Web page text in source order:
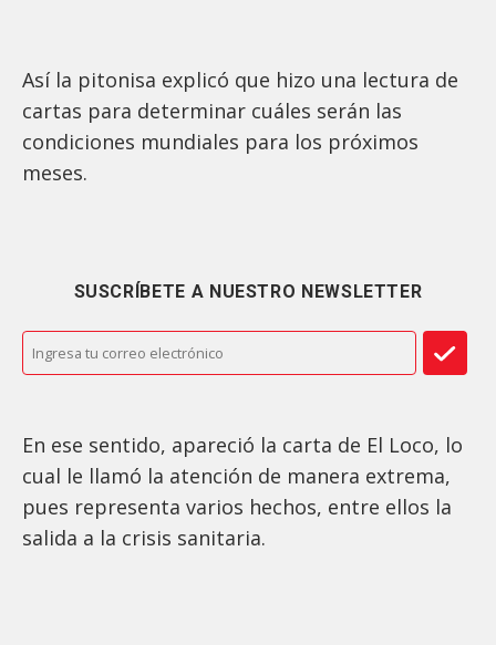
Así la pitonisa explicó que hizo una lectura de
cartas para determinar cuáles serán las
condiciones mundiales para los próximos
meses.
SUSCRÍBETE A NUESTRO NEWSLETTER
En ese sentido, apareció la carta de El Loco, lo
cual le llamó la atención de manera extrema,
pues representa varios hechos, entre ellos la
salida a la crisis sanitaria.